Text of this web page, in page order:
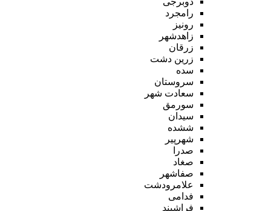
رامجرد
رونیز
زاهدشهر
زرقان
زرین دشت
سده
سروستان
سعادت شهر
سورمق
سیدان
ششده
شهرپیر
صدرا
صغاد
صفاشهر
علامرودشت
فدامی
فراشبند